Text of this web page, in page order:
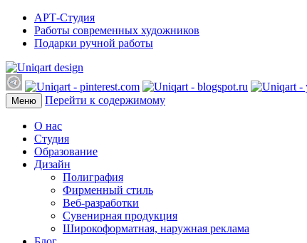
АРТ-Студия
Работы современных художников
Подарки ручной работы
Меню Перейти к содержимому
О нас
Студия
Образование
Дизайн
Полиграфия
Фирменный стиль
Веб-разработки
Сувенирная продукция
Широкоформатная, наружная реклама